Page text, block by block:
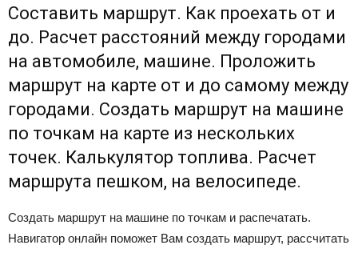
Составить маршрут. Как проехать от и
до. Расчет расстояний между городами
на автомобиле, машине. Проложить
маршрут на карте от и до самому между
городами. Создать маршрут на машине
по точкам на карте из нескольких
точек. Калькулятор топлива. Расчет
маршрута пешком, на велосипеде.
Создать маршрут на машине по точкам и распечатать.
Навигатор онлайн поможет Вам создать маршрут, рассчитать